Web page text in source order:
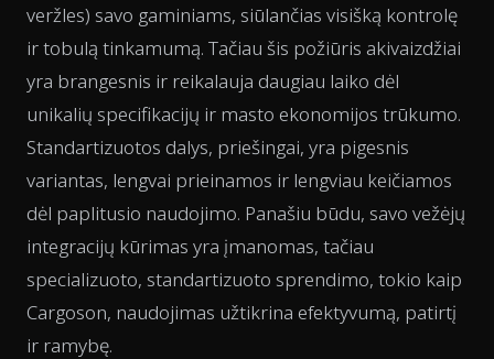
veržles) savo gaminiams, siūlančias visišką kontrolę
ir tobulą tinkamumą. Tačiau šis požiūris akivaizdžiai
yra brangesnis ir reikalauja daugiau laiko dėl
unikalių specifikacijų ir masto ekonomijos trūkumo.
Standartizuotos dalys, priešingai, yra pigesnis
variantas, lengvai prieinamos ir lengviau keičiamos
dėl paplitusio naudojimo. Panašiu būdu, savo vežėjų
integracijų kūrimas yra įmanomas, tačiau
specializuoto, standartizuoto sprendimo, tokio kaip
Cargoson, naudojimas užtikrina efektyvumą, patirtį
ir ramybę.